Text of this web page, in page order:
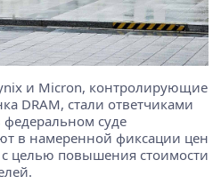
и Micron, контролирующие
DRAM, стали ответчиками
федеральном суде
в намеренной фиксации цен
целью повышения стоимости